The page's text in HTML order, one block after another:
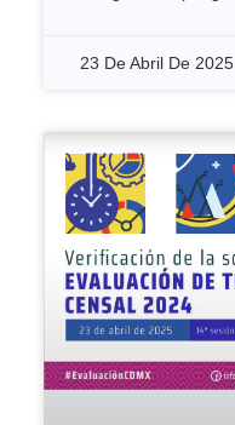
23 De Abril De 2025